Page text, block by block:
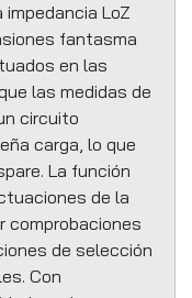
LoZ
fantasma
en las
las medidas de
circuito
carga, lo que
La función
de la
comprobaciones
de selección
Con